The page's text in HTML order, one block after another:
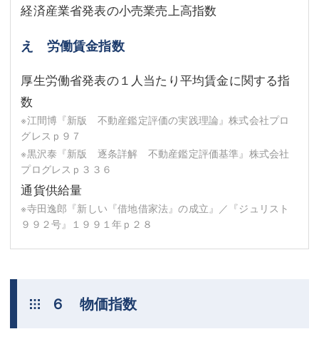
経済産業省発表の小売業売上高指数
え 労働賃金指数
厚生労働省発表の１人当たり平均賃金に関する指
数
※江間博『新版 不動産鑑定評価の実践理論』株式会社プロ
グレスｐ９７
※黒沢泰『新版 逐条詳解 不動産鑑定評価基準』株式会社
プログレスｐ３３６
通貨供給量
※寺田逸郎『新しい『借地借家法』の成立』／『ジュリスト
９９２号』１９９１年ｐ２８
６ 物価指数